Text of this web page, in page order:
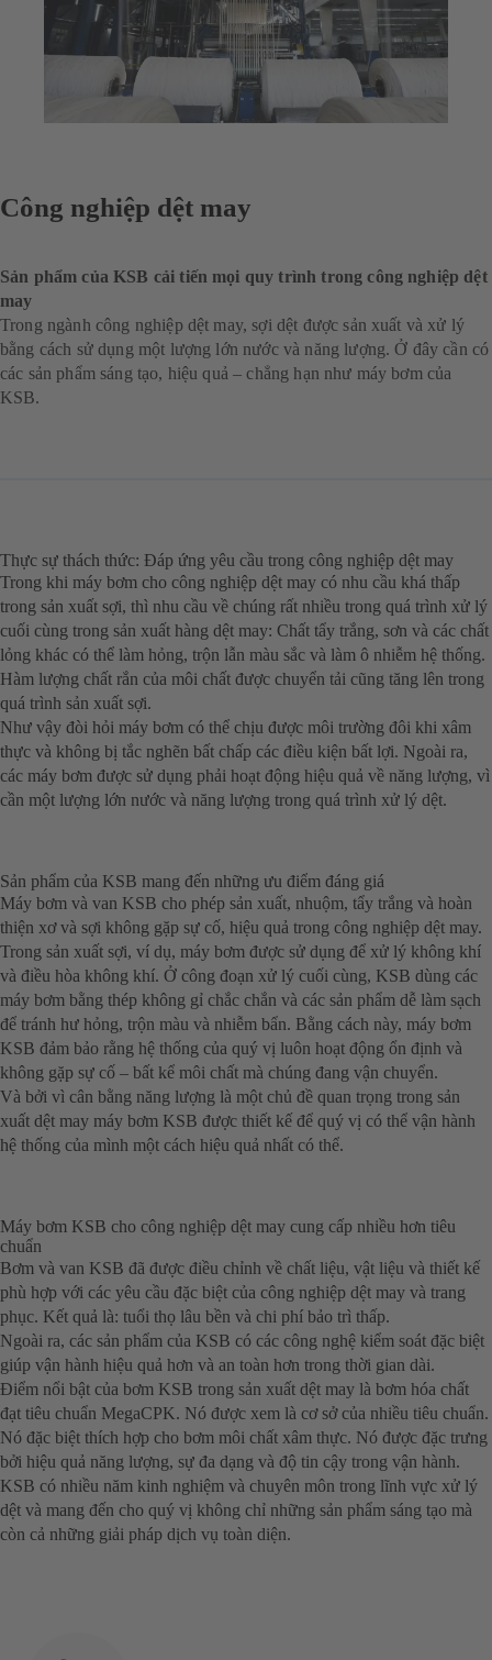
Công nghiệp dệt may
Sản phẩm của KSB cải tiến mọi quy trình trong công nghiệp dệt
may
Trong ngành công nghiệp dệt may, sợi dệt được sản xuất và xử lý
bằng cách sử dụng một lượng lớn nước và năng lượng. Ở đây cần có
các sản phẩm sáng tạo, hiệu quả – chẳng hạn như máy bơm của
KSB.
Thực sự thách thức: Đáp ứng yêu cầu trong công nghiệp dệt may
Trong khi máy bơm cho công nghiệp dệt may có nhu cầu khá thấp
trong sản xuất sợi, thì nhu cầu về chúng rất nhiều trong quá trình xử lý
cuối cùng trong sản xuất hàng dệt may: Chất tẩy trắng, sơn và các chất
lỏng khác có thể làm hỏng, trộn lẫn màu sắc và làm ô nhiễm hệ thống.
Hàm lượng chất rắn của môi chất được chuyển tải cũng tăng lên trong
quá trình sản xuất sợi.
Như vậy đòi hỏi máy bơm có thể chịu được môi trường đôi khi xâm
thực và không bị tắc nghẽn bất chấp các điều kiện bất lợi. Ngoài ra,
các máy bơm được sử dụng phải hoạt động hiệu quả về năng lượng, vì
cần một lượng lớn nước và năng lượng trong quá trình xử lý dệt.
Sản phẩm của KSB mang đến những ưu điểm đáng giá
Máy bơm và van KSB cho phép sản xuất, nhuộm, tẩy trắng và hoàn
thiện xơ và sợi không gặp sự cố, hiệu quả trong công nghiệp dệt may.
Trong sản xuất sợi, ví dụ, máy bơm được sử dụng để xử lý không khí
và điều hòa không khí. Ở công đoạn xử lý cuối cùng, KSB dùng các
máy bơm bằng thép không gỉ chắc chắn và các sản phẩm dễ làm sạch
để tránh hư hỏng, trộn màu và nhiễm bẩn. Bằng cách này, máy bơm
KSB đảm bảo rằng hệ thống của quý vị luôn hoạt động ổn định và
không gặp sự cố – bất kể môi chất mà chúng đang vận chuyển.
Và bởi vì cân bằng năng lượng là một chủ đề quan trọng trong sản
xuất dệt may máy bơm KSB được thiết kế để quý vị có thể vận hành
hệ thống của mình một cách hiệu quả nhất có thể.
Máy bơm KSB cho công nghiệp dệt may cung cấp nhiều hơn tiêu
chuẩn
Bơm và van KSB đã được điều chỉnh về chất liệu, vật liệu và thiết kế
phù hợp với các yêu cầu đặc biệt của công nghiệp dệt may và trang
phục. Kết quả là: tuổi thọ lâu bền và chi phí bảo trì thấp.
Ngoài ra, các sản phẩm của KSB có các công nghệ kiểm soát đặc biệt
giúp vận hành hiệu quả hơn và an toàn hơn trong thời gian dài.
Điểm nổi bật của bơm KSB trong sản xuất dệt may là bơm hóa chất
đạt tiêu chuẩn MegaCPK. Nó được xem là cơ sở của nhiều tiêu chuẩn.
Nó đặc biệt thích hợp cho bơm môi chất xâm thực. Nó được đặc trưng
bởi hiệu quả năng lượng, sự đa dạng và độ tin cậy trong vận hành.
KSB có nhiều năm kinh nghiệm và chuyên môn trong lĩnh vực xử lý
dệt và mang đến cho quý vị không chỉ những sản phẩm sáng tạo mà
còn cả những giải pháp dịch vụ toàn diện.